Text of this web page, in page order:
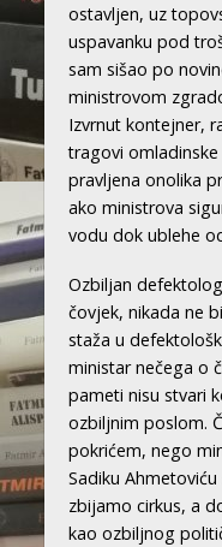
ostavljen, uz
uspavanku pod
sam sišao po
ministrovom
Izvrnut kontejner,
tragovi
pravljena onolika
ako ministrova
vodu dok ublehe
Ozbiljan
čovjek, nikada ne
staža u
ministar nečega o
pameti nisu stvari
ozbiljnim poslom.
pokrićem, nego
Sadiku
zbijamo cirkus, a
kao ozbiljnog